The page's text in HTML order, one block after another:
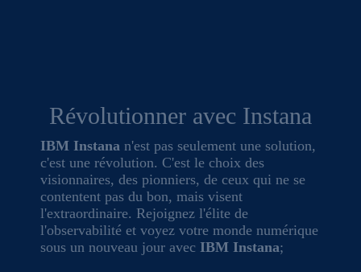
Révolutionner avec Instana
IBM Instana n'est pas seulement une solution,
c'est une révolution. C'est le choix des
visionnaires, des pionniers, de ceux qui ne se
contentent pas du bon, mais visent
l'extraordinaire. Rejoignez l'élite de
l'observabilité et voyez votre monde numérique
sous un nouveau jour avecIBM Instana;